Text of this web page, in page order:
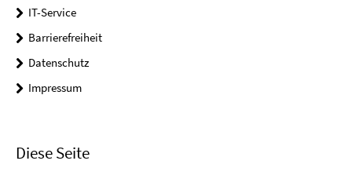
IT-Service
Barrierefreiheit
Datenschutz
Impressum
Diese Seite